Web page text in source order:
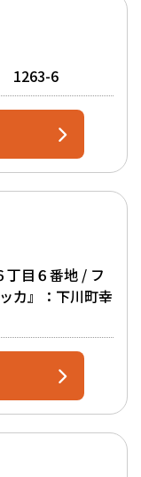
1263-6
丁目６番地 / フ
カ』：下川町幸